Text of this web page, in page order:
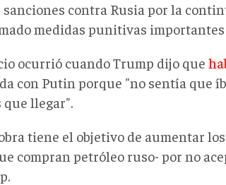
contra Rusia por la
medidas punitivas
ocurrió cuando Trump dijo que
con Putin porque "no sentía que
que llegar".
tiene el objetivo de aumentar
compran petróleo ruso- por no